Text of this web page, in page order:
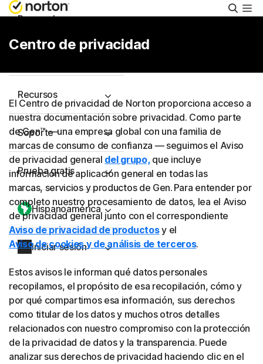
Personal
Recursos
Soporte
Prueba gratis
Hispanoamérica
Iniciar sesión
Centro de privacidad
El Centro de privacidad de Norton proporciona acceso a
nuestra documentación sobre privacidad. Como parte
de Gen™ ―una empresa global con una familia de
marcas de consumo de confianza ― seguimos el Aviso
de privacidad general del grupo, que incluye
información de aplicación general en todas las
marcas, servicios y productos de Gen. Para entender por
completo nuestro procesamiento de datos, lea el Aviso
de privacidad general junto con el correspondiente
Aviso de privacidad de productosy el
Aviso de cookies y de análisis de terceros.
Estos avisos le informan qué datos personales
recopilamos, el propósito de esa recopilación, cómo y
por qué compartimos esa información, sus derechos
como titular de los datos y muchos otros detalles
relacionados con nuestro compromiso con la protección
de la privacidad de datos y la transparencia. Puede
analizar sus derechos de privacidad haciendo clic en el